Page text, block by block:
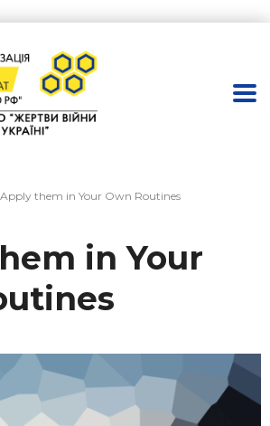
Apply them in Your Own Routines
in Your